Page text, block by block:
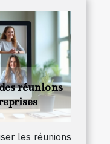
réunions
les réunions